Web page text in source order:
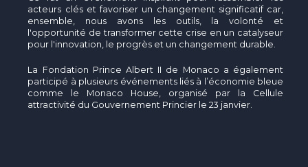
acteurs clés et favoriser un changement significatif car,
ensemble, nous avons les outils, la volonté et
l'opportunité de transformer cette crise en un catalyseur
pour l'innovation, le progrès et un changement durable.
La Fondation Prince Albert II de Monaco a également
participé à plusieurs événements liés à l’économie bleue
comme le Monaco House, organisé par la Cellule
attractivité du Gouvernement Princier le 23 janvier.